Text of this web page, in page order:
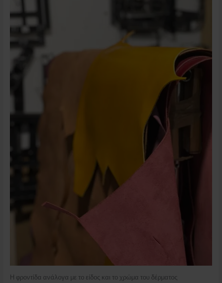
Η φροντίδα ανάλογα με το είδος και το χρώμα του δέρματος